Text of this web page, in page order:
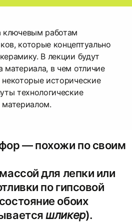
ключевым работам
которые концептуально
В лекции будут
материала, в чем отличие
исторические
технологические
— похожи по своим
для лепки или
по гипсовой
обоих
шликер).